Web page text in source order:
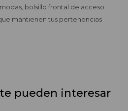
bolsillo frontal de acceso
mantienen tus pertenencias
pueden interesar